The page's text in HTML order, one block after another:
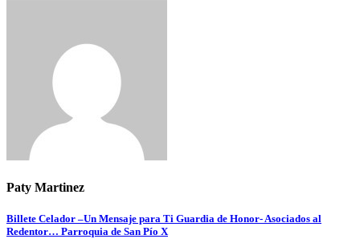
Paty Martinez
Navegación
Billete Celador –Un Mensaje para Ti Guardia de Honor- Asociados al
Redentor… Parroquia de San Pío X